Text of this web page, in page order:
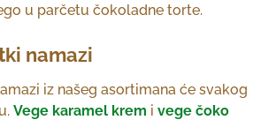
u parčetu čokoladne torte.
namazi
iz našeg asortimana će svakog
Vege karamel krem i vege čoko